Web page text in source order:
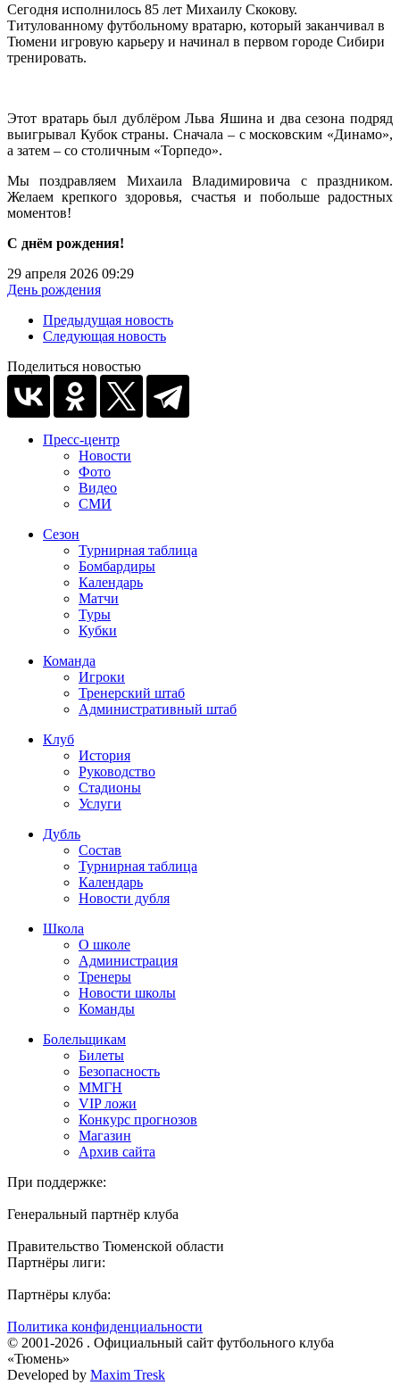
Сегодня исполнилось 85 лет Михаилу Скокову.
Титулованному футбольному вратарю, который заканчивал в
Тюмени игровую карьеру и начинал в первом городе Сибири
тренировать.
Этот вратарь был дублёром Льва Яшина и два сезона подряд
выигрывал Кубок страны. Сначала – с московским «Динамо»,
а затем – со столичным «Торпедо».
Мы поздравляем Михаила Владимировича с праздником.
Желаем крепкого здоровья, счастья и побольше радостных
моментов!
С днём рождения!
29 апреля 2026 09:29
День рождения
Предыдущая новость
Следующая новость
Поделиться новостью
Пресс-центр
Новости
Фото
Видео
СМИ
Сезон
Турнирная таблица
Бомбардиры
Календарь
Матчи
Туры
Кубки
Команда
Игроки
Тренерский штаб
Административный штаб
Клуб
История
Руководство
Стадионы
Услуги
Дубль
Состав
Турнирная таблица
Календарь
Новости дубля
Школа
О школе
Администрация
Тренеры
Новости школы
Команды
Болельщикам
Билеты
Безопасность
ММГН
VIP ложи
Конкурс прогнозов
Магазин
Архив сайта
При поддержке:
Генеральный партнёр клуба
Правительство Тюменской области
Партнёры лиги:
Партнёры клуба:
Политика конфиденциальности
© 2001-2026 . Официальный сайт футбольного клуба
«Тюмень»
Developed by Maxim Tresk